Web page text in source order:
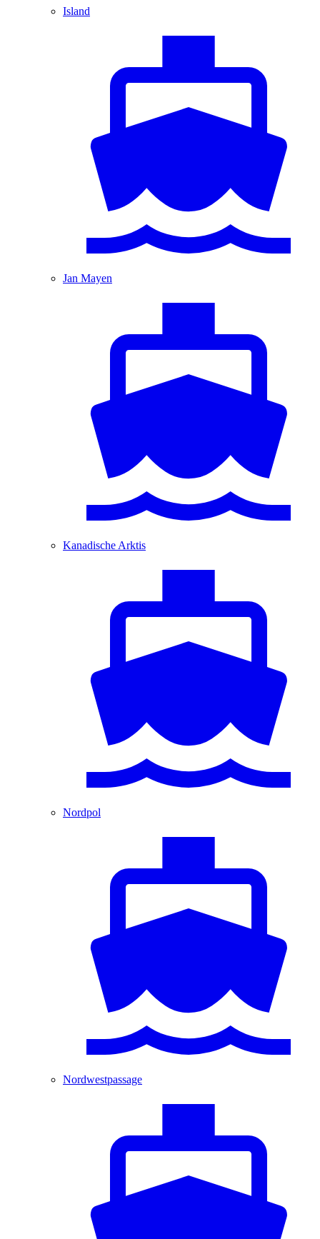
Island
Jan Mayen
Kanadische Arktis
Nordpol
Nordwestpassage